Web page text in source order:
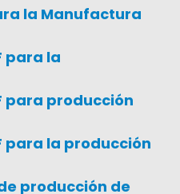
la Manufactura
para la
para producción
para la producción
producción de